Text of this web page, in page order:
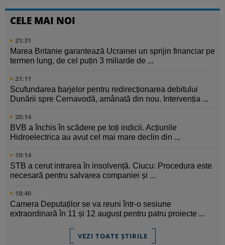
CELE MAI NOI
21:31
Marea Britanie garantează Ucrainei un sprijin financiar pe
termen lung, de cel puțin 3 miliarde de ...
21:11
Scufundarea barjelor pentru redirecționarea debitului
Dunării spre Cernavodă, amânată din nou. Intervenția ...
20:14
BVB a închis în scădere pe toți indicii. Acțiunile
Hidroelectrica au avut cel mai mare declin din ...
19:14
STB a cerut intrarea în insolvență. Ciucu: Procedura este
necesară pentru salvarea companiei și ...
18:40
Camera Deputaților se va reuni într-o sesiune
extraordinară în 11 și 12 august pentru patru proiecte ...
VEZI TOATE ȘTIRILE